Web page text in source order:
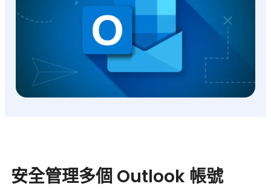
安全管理多個 Outlook 帳號